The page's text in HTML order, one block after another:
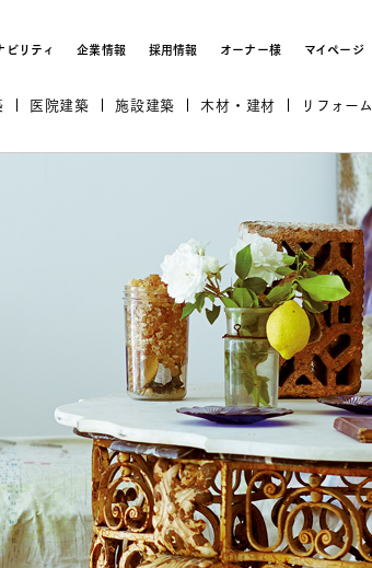
ビリティ 企業情報 採用情報 オーナー様 マイページ
た住まいをセレクトする
ホームセレクト
産活用（CRE）
医院建築
物件情報
頼
これから開業される方
開業されている方
施設建築
産活用（CRE）
木材・建材 リフォーム